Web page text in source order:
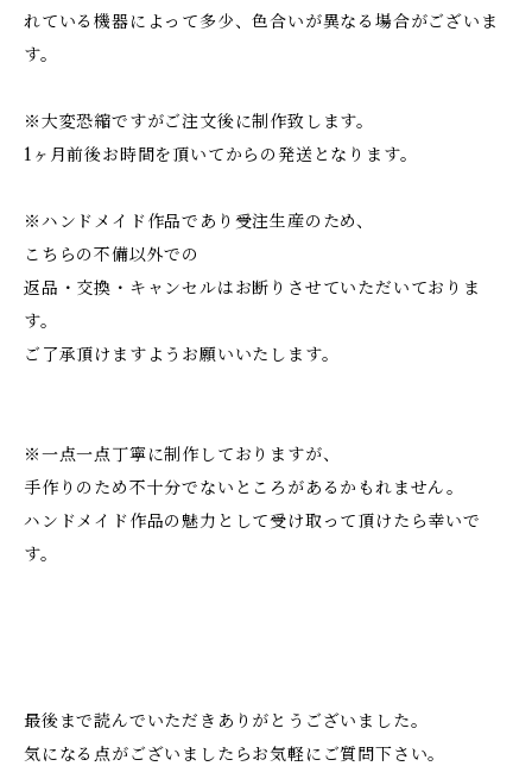
れている機器によって多少、色合いが異なる場合がございま
す。
※大変恐縮ですがご注文後に制作致します。
1ヶ月前後お時間を頂いてからの発送となります。
※ハンドメイド作品であり受注生産のため、
こちらの不備以外での
返品・交換・キャンセルはお断りさせていただいておりま
す。
ご了承頂けますようお願いいたします。
※一点一点丁寧に制作しておりますが、
手作りのため不十分でないところがあるかもれません。
ハンドメイド作品の魅力として受け取って頂けたら幸いで
す。
最後まで読んでいただきありがとうございました。
気になる点がございましたらお気軽にご質問下さい。